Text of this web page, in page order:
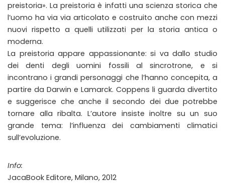
preistoria». La preistoria è infatti una scienza storica che
l’uomo ha via via articolato e costruito anche con mezzi
nuovi rispetto a quelli utilizzati per la storia antica o
moderna.
La preistoria appare appassionante: si va dallo studio
dei denti degli uomini fossili al sincrotrone, e si
incontrano i grandi personaggi che l’hanno concepita, a
partire da Darwin e Lamarck. Coppens li guarda divertito
e suggerisce che anche il secondo dei due potrebbe
tornare alla ribalta. L’autore insiste inoltre su un suo
grande tema: l’influenza dei cambiamenti climatici
sull’evoluzione.
Info:
JacaBook Editore, Milano, 2012